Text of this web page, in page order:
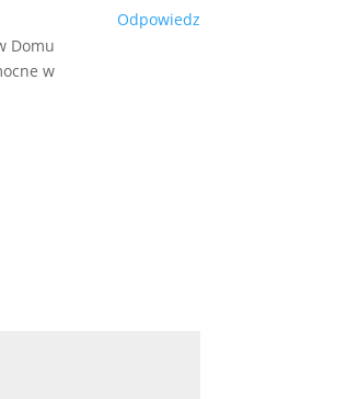
Domu
w
Odpowiedz